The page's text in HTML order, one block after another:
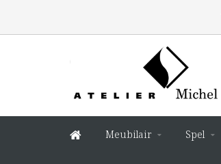
Meubilair Spel